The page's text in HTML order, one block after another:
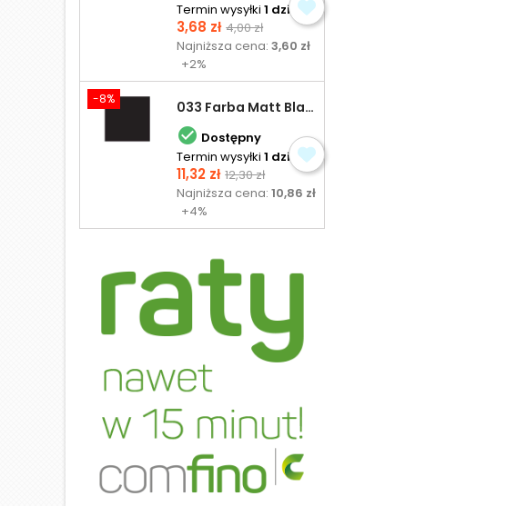
Termin wysyłki 1 dzień
Cena
3,68 zł Cena
podstawowa
4,00 zł
Najniższa cena:3,60 zł
+2%
-8% 033 Farba Matt Black - olejna
 Dostępny
Termin wysyłki 1 dzień
Cena
11,32 zł Cena
podstawowa
12,30 zł
Najniższa cena:10,86 zł
+4%